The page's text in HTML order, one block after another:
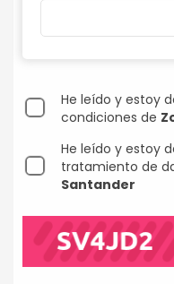
He leído y estoy
condiciones de
He leído y estoy
tratamiento de
Santander